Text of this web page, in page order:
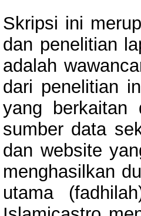
Skripsi ini
dan penelitian
adalah
dari penelitian
yang berkaitan
sumber data
dan website
menghasilkan
utama